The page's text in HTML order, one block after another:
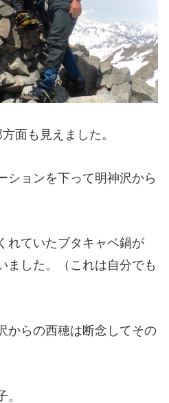
面も見えました。
ションを下って明神沢から
れていたブタキャベ鍋が
ました。（これは自分でも
からの西穂は断念してその